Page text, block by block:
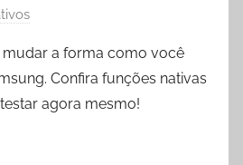
a forma como você
Confira funções nativas
agora mesmo!